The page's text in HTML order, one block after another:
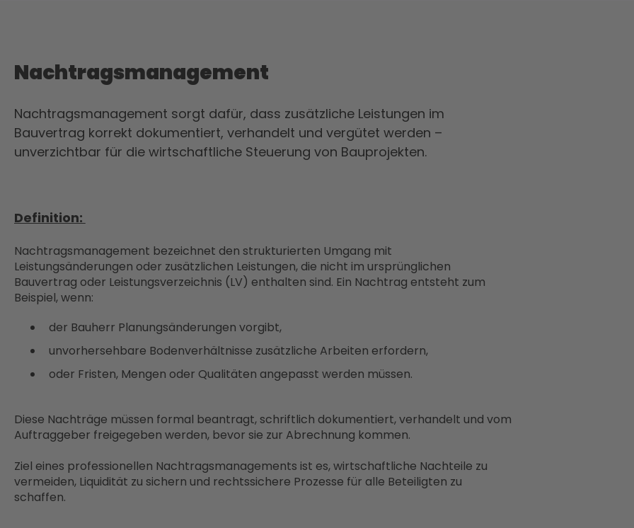
Nachtragsmanagement
Nachtragsmanagement sorgt dafür, dass zusätzliche Leistungen im
Bauvertrag korrekt dokumentiert, verhandelt und vergütet werden –
unverzichtbar für die wirtschaftliche Steuerung von Bauprojekten.
Definition:
Nachtragsmanagement bezeichnet den strukturierten Umgang mit
Leistungsänderungen oder zusätzlichen Leistungen, die nicht im ursprünglichen
Bauvertrag oder Leistungsverzeichnis (LV) enthalten sind. Ein Nachtrag entsteht zum
Beispiel, wenn:
der Bauherr Planungsänderungen vorgibt,
unvorhersehbare Bodenverhältnisse zusätzliche Arbeiten erfordern,
oder Fristen, Mengen oder Qualitäten angepasst werden müssen.
Diese Nachträge müssen formal beantragt, schriftlich dokumentiert, verhandelt und vom
Auftraggeber freigegeben werden, bevor sie zur Abrechnung kommen.
Ziel eines professionellen Nachtragsmanagements ist es, wirtschaftliche Nachteile zu
vermeiden, Liquidität zu sichern und rechtssichere Prozesse für alle Beteiligten zu
schaffen.